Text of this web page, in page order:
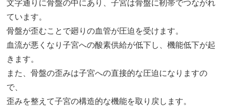
文字通りに骨盤の中にあり、子宮は骨盤に靭帯でつながれ
ています。
骨盤が歪むことで廻りの血管が圧迫を受けます。
血流が悪くなり子宮への酸素供給が低下し、機能低下が起
きます。
また、骨盤の歪みは子宮への直接的な圧迫になりますの
で、
歪みを整えて子宮の構造的な機能を取り戻します。